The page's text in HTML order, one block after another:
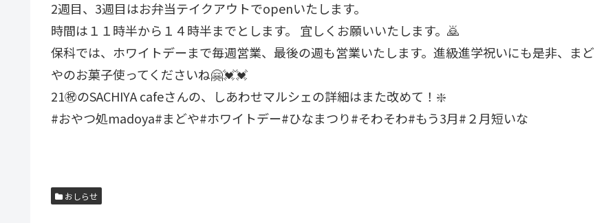
2週目、3週目はお弁当テイクアウトでopenいたします。
時間は１１時半から１４時半までとします。 宜しくお願いいたします。🙇
保科では、ホワイトデーまで毎週営業、最後の週も営業いたします。進級進学祝いにも是非、まど
やのお菓子使ってくださいね🤗💓💓
21㊗️のSACHIYA cafeさんの、しあわせマルシェの詳細はまた改めて！❇️
#おやつ処madoya#まどや#ホワイトデー#ひなまつり#そわそわ#もう3月#２月短いな
おしらせ